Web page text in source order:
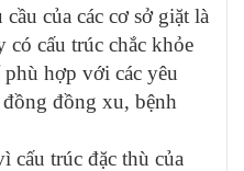
của các cơ sở giặt là
có cấu trúc chắc khỏe
hợp với các yêu
đồng xu, bệnh
cấu trúc đặc thù của